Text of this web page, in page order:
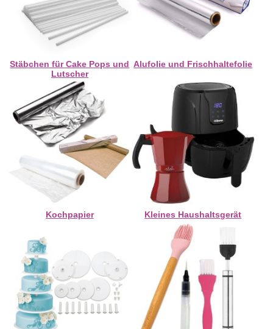
Stäbchen für Cake Pops und
Lutscher
Alufolie und Frischhaltefolie
Kochpapier Kleines Haushaltsgerät